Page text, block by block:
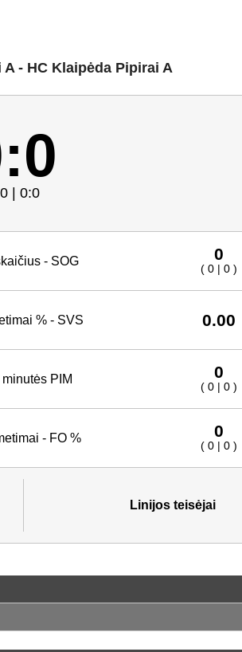
- HC Klaipėda Pipirai A
| 0:0
- SOG 0
( 0 | 0 )
% - SVS 0.00
PIM 0
( 0 | 0 )
- FO % 0
( 0 | 0 )
Linijos teisėjai